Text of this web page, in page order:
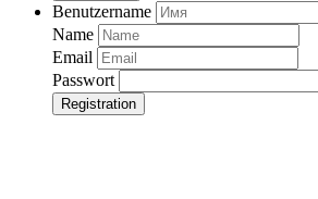
Benutzername
Name
Email
Passwort
Registration